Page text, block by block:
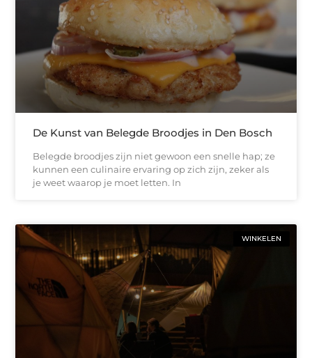
De Kunst van Belegde Broodjes in Den Bosch
Belegde broodjes zijn niet gewoon een snelle hap; ze
kunnen een culinaire ervaring op zich zijn, zeker als
je weet waarop je moet letten. In
WINKELEN